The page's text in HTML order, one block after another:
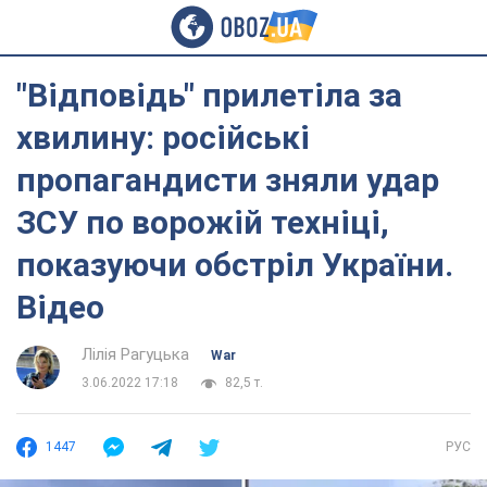
"Відповідь" прилетіла за
хвилину: російські
пропагандисти зняли удар
ЗСУ по ворожій техніці,
показуючи обстріл України.
Відео
Лілія Рагуцька
War
3.06.2022 17:18
82,5 т.
1447 РУС